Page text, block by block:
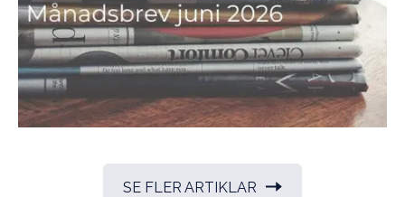
SE FLER ARTIKLAR